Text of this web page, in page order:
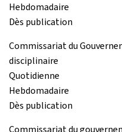
Hebdomadaire
Dès publication
Commissariat du
disciplinaire
Quotidienne
Hebdomadaire
Dès publication
Commissariat du